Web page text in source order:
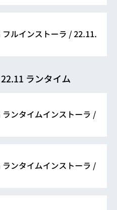
ルインストーラ / 22.11.
ランタイム
ンタイムインストーラ /
ンタイムインストーラ /